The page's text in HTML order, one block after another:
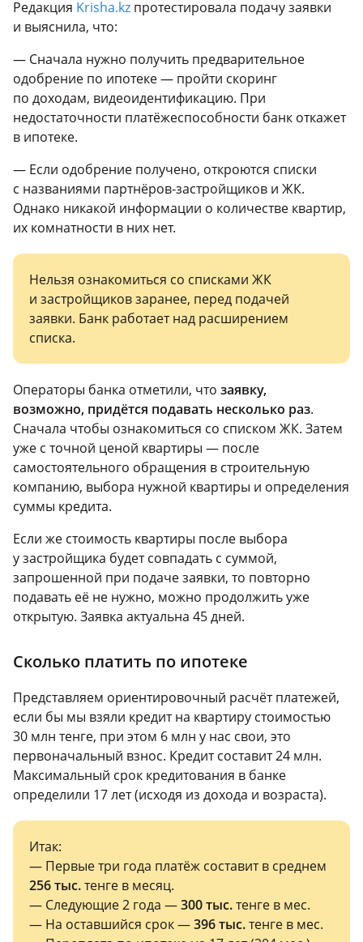
Редакция Krisha.kz протестировала подачу заявки
и выяснила, что:
— Сначала нужно получить предварительное
одобрение по ипотеке — пройти скоринг
по доходам, видеоидентификацию. При
недостаточности платёжеспособности банк откажет
в ипотеке.
— Если одобрение получено, откроются списки
с названиями партнёров-застройщиков и ЖК.
Однако никакой информации о количестве квартир,
их комнатности в них нет.
Нельзя ознакомиться со списками ЖК
и застройщиков заранее, перед подачей
заявки. Банк работает над расширением
списка.
Операторы банка отметили, что заявку,
возможно, придётся подавать несколько раз.
Сначала чтобы ознакомиться со списком ЖК. Затем
уже с точной ценой квартиры — после
самостоятельного обращения в строительную
компанию, выбора нужной квартиры и определения
суммы кредита.
Если же стоимость квартиры после выбора
у застройщика будет совпадать с суммой,
запрошенной при подаче заявки, то повторно
подавать её не нужно, можно продолжить уже
открытую. Заявка актуальна 45 дней.
Сколько платить по ипотеке
Представляем ориентировочный расчёт платежей,
если бы мы взяли кредит на квартиру стоимостью
30 млн тенге, при этом 6 млн у нас свои, это
первоначальный взнос. Кредит составит 24 млн.
Максимальный срок кредитования в банке
определили 17 лет (исходя из дохода и возраста).
Итак:
— Первые три года платёж составит в среднем
256 тыс.тенге в месяц.
— Следующие 2 года —300 тыс.тенге в мес.
— На оставшийся срок —396 тыс.тенге в мес.